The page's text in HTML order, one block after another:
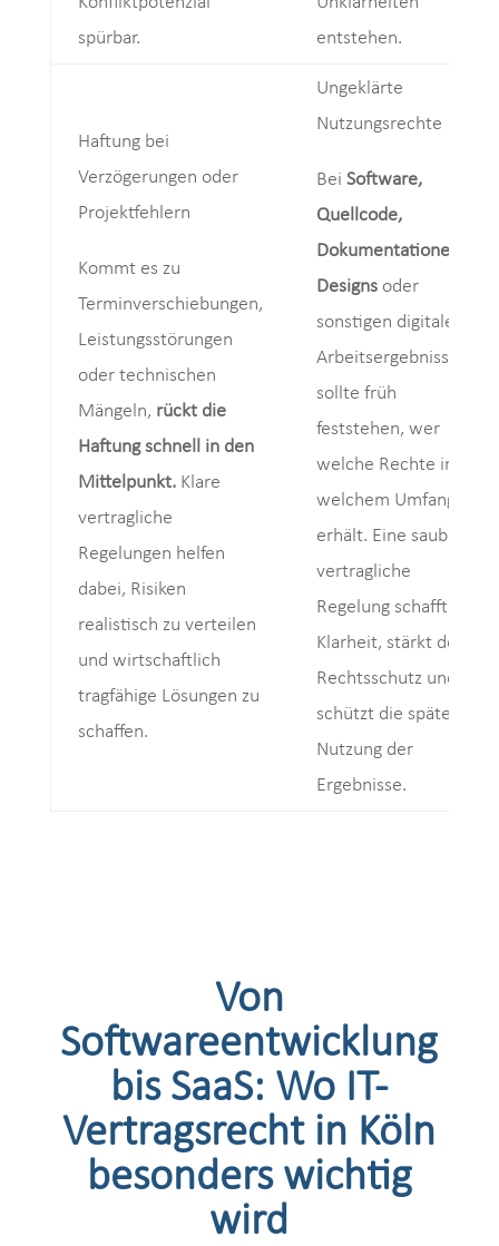
spürbar.
entstehen.
Haftung bei
Verzögerungen oder
Projektfehlern
Kommt es zu
Terminverschiebungen,
Leistungsstörungen
oder technischen
Mängeln, rückt die
Haftung schnell in den
Mittelpunkt.Klare
vertragliche
Regelungen helfen
dabei, Risiken
realistisch zu verteilen
und wirtschaftlich
tragfähige Lösungen zu
schaffen.
Ungeklärte
Nutzungsrechte
Bei Software,
Quellcode,
Dokumentationen,
Designsoder
sonstigen digitalen
Arbeitsergebnissen
sollte früh
feststehen, wer
welche Rechte in
welchem Umfang
erhält. Eine saubere
vertragliche
Regelung schafft hier
Klarheit, stärkt den
Rechtsschutz und
schützt die spätere
Nutzung der
Ergebnisse.
Von
Softwareentwicklung
bis SaaS: Wo IT-
Vertragsrecht in Köln
besonders wichtig
wird